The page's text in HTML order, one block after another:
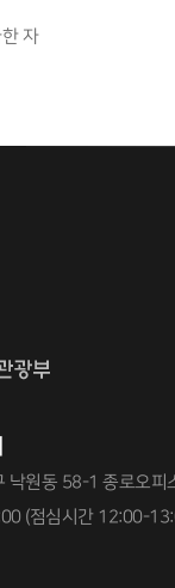
자
낙원동 58-1 종로오피
(점심시간 12:00-